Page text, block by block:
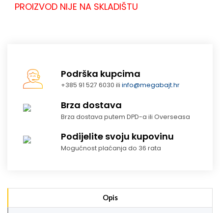
PROIZVOD NIJE NA SKLADIŠTU
Podrška kupcima
+385 91 527 6030 iliinfo@megabajt.hr
Brza dostava
Brza dostava putem DPD-a ili Overseasa
Podijelite svoju kupovinu
Mogućnost plaćanja do 36 rata
Opis